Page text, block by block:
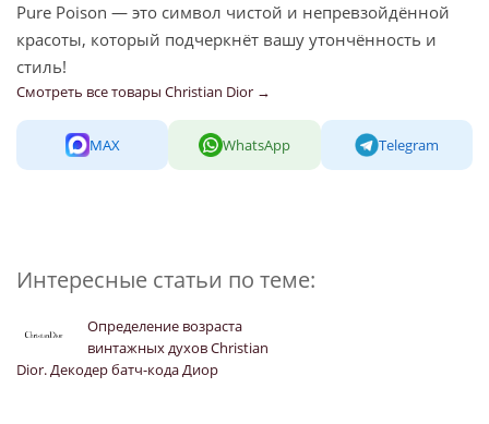
Pure Poison — это символ чистой и непревзойдённой
красоты, который подчеркнёт вашу утончённость и
стиль!
Смотреть все товары Christian Dior →
MAX WhatsApp Telegram
Интересные статьи по теме:
Определение возраста
винтажных духов Christian
Dior. Декодер батч-кода Диор